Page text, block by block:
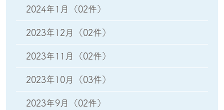
2024年1月 （02件）
2023年12月 （02件）
2023年11月 （02件）
2023年10月 （03件）
2023年9月 （02件）